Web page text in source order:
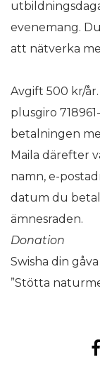
evenemang.
att nätverka
Avgift 500 kr/
plusgiro
betalningen
Maila därefter
namn, e-
datum du
ämnesraden.
Donation
Swisha din
”Stötta